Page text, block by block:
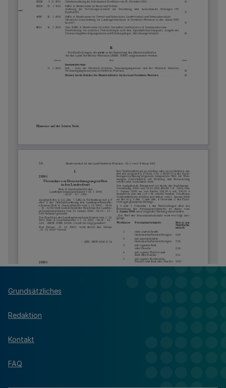
Grundsätzliches
Redaktion
Kontakt
FAQ